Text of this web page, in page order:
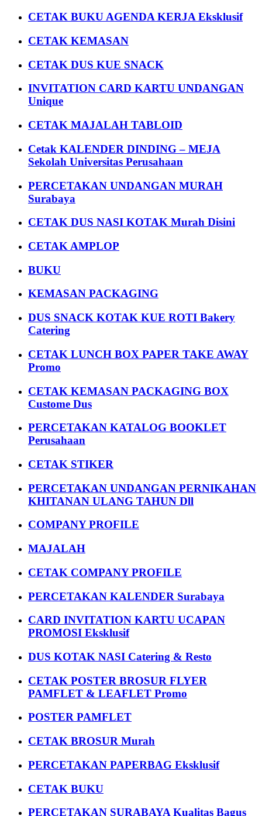
CETAK BUKU AGENDA KERJA Eksklusif
CETAK KEMASAN
CETAK DUS KUE SNACK
INVITATION CARD KARTU UNDANGAN
Unique
CETAK MAJALAH TABLOID
Cetak KALENDER DINDING – MEJA
Sekolah Universitas Perusahaan
PERCETAKAN UNDANGAN MURAH
Surabaya
CETAK DUS NASI KOTAK Murah Disini
CETAK AMPLOP
BUKU
KEMASAN PACKAGING
DUS SNACK KOTAK KUE ROTI Bakery
Catering
CETAK LUNCH BOX PAPER TAKE AWAY
Promo
CETAK KEMASAN PACKAGING BOX
Custome Dus
PERCETAKAN KATALOG BOOKLET
Perusahaan
CETAK STIKER
PERCETAKAN UNDANGAN PERNIKAHAN
KHITANAN ULANG TAHUN Dll
COMPANY PROFILE
MAJALAH
CETAK COMPANY PROFILE
PERCETAKAN KALENDER Surabaya
CARD INVITATION KARTU UCAPAN
PROMOSI Eksklusif
DUS KOTAK NASI Catering & Resto
CETAK POSTER BROSUR FLYER
PAMFLET & LEAFLET Promo
POSTER PAMFLET
CETAK BROSUR Murah
PERCETAKAN PAPERBAG Eksklusif
CETAK BUKU
PERCETAKAN SURABAYA Kualitas Bagus